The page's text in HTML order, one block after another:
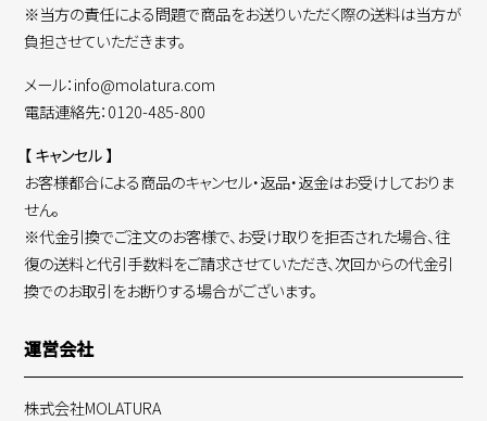
※当方の責任による問題で商品をお送りいただく際の送料は当方が
負担させていただきます。
メール：info@molatura.com
電話連絡先：0120-485-800
【 キャンセル 】
お客様都合による商品のキャンセル・返品・返金はお受けしておりま
せん。
※代金引換でご注文のお客様で、お受け取りを拒否された場合、往
復の送料と代引手数料をご請求させていただき、次回からの代金引
換でのお取引をお断りする場合がございます。
運営会社
株式会社MOLATURA